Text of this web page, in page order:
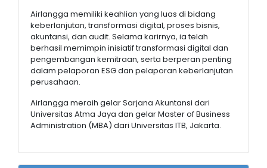
Airlangga memiliki keahlian yang luas di bidang
keberlanjutan, transformasi digital, proses bisnis,
akuntansi, dan audit. Selama karirnya, ia telah
berhasil memimpin inisiatif transformasi digital dan
pengembangan kemitraan, serta berperan penting
dalam pelaporan ESG dan pelaporan keberlanjutan
perusahaan.
Airlangga meraih gelar Sarjana Akuntansi dari
Universitas Atma Jaya dan gelar Master of Business
Administration (MBA) dari Universitas ITB, Jakarta.